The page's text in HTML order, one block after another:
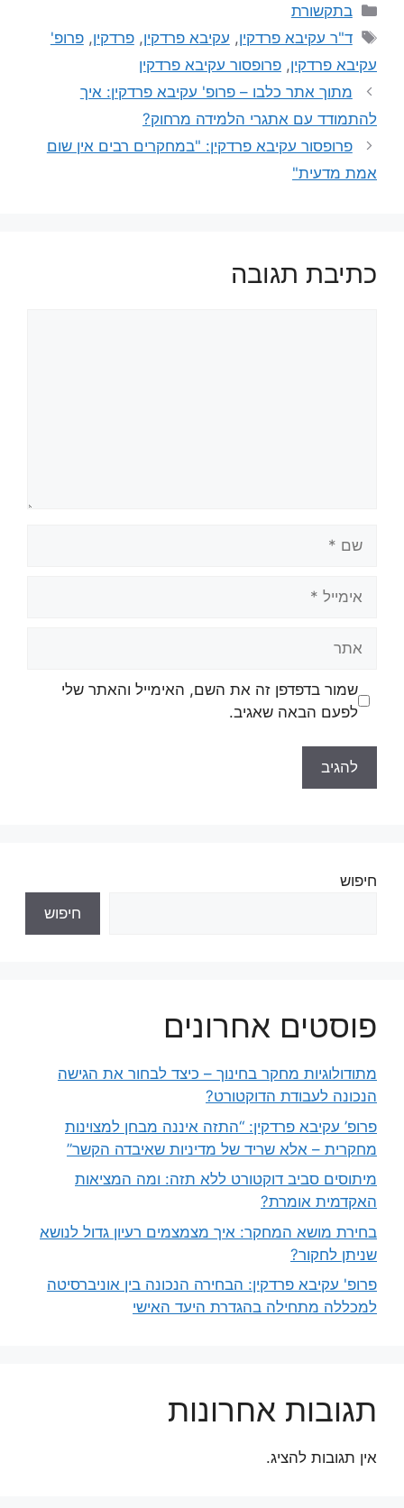
בתקשורת
ד"ר עקיבא פרדקין, עקיבא פרדקין,פרדקין,פרופ'
עקיבא פרדקין, פרופסור עקיבא פרדקין
מתוך אתר כלבו – פרופ' עקיבא פרדקין: איך
להתמודד עם אתגרי הלמידה מרחוק?
פרופסור עקיבא פרדקין: "במחקרים רבים אין שום
אמת מדעית"
כתיבת תגובה
שמור בדפדפן זה את השם, האימייל והאתר שלי
לפעם הבאה שאגיב.
חיפוש
חיפוש
פוסטים אחרונים
מתודולוגיות מחקר בחינוך – כיצד לבחור את הגישה
הנכונה לעבודת הדוקטורט?
פרופ’ עקיבא פרדקין: “התזה איננה מבחן למצוינות
מחקרית – אלא שריד של מדיניות שאיבדה הקשר”
מיתוסים סביב דוקטורט ללא תזה: ומה המציאות
האקדמית אומרת?
בחירת מושא המחקר: איך מצמצמים רעיון גדול לנושא
שניתן לחקור?
פרופ' עקיבא פרדקין: הבחירה הנכונה בין אוניברסיטה
למכללה מתחילה בהגדרת היעד האישי
תגובות אחרונות
אין תגובות להציג.